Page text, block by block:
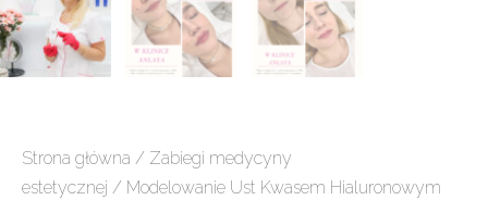
Strona główna / Zabiegi medycyny
estetycznej / Modelowanie Ust Kwasem Hialuronowym